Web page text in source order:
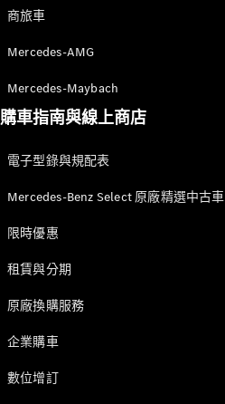
訂製夢想車
預約賞車
權經銷商
商旅車
Mercedes-AMG
Mercedes-Maybach
購車指南與線上商店
電子型錄與規配表
Mercedes-Benz Select 原廠精選中古車
限時優惠
租賃與分期
原廠換購服務
企業購車
數位增訂